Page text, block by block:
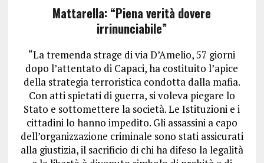
Mattarella: “Piena verità dovere
irrinunciabile”
“La tremenda strage di via D’Amelio, 57 giorni
dopo l’attentato di Capaci, ha costituito l’apice
della strategia terroristica condotta dalla mafia.
Con atti spietati di guerra, si voleva piegare lo
Stato e sottomettere la società. Le Istituzioni e i
cittadini lo hanno impedito. Gli assassini a capo
dell’organizzazione criminale sono stati assicurati
alla giustizia, il sacrificio di chi ha difeso la legalità